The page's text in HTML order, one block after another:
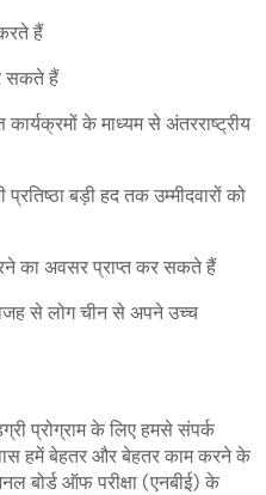
हैं
सकते हैं
कार्यक्रमों के माध्यम से अंतरराष्ट्रीय
बड़ी हद तक उम्मीदवारों को
का अवसर प्राप्त कर सकते हैं
से लोग चीन से अपने उच्च
प्रोग्राम के लिए हमसे संपर्क
हमें बेहतर और बेहतर काम करने के
बोर्ड ऑफ परीक्षा (एनबीई) के